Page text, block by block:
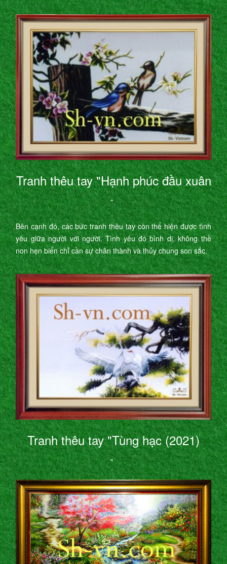
Tranh thêu tay "Hạnh phúc đầu xuân
"
Bên cạnh đó, các bức tranh thêu tay còn thể hiện được tình
yêu giữa người với người. Tình yêu đó bình dị, không thề
non hẹn biển chỉ cần sự chân thành và thủy chung son sắc.
Tranh thêu tay "Tùng hạc (2021)
"